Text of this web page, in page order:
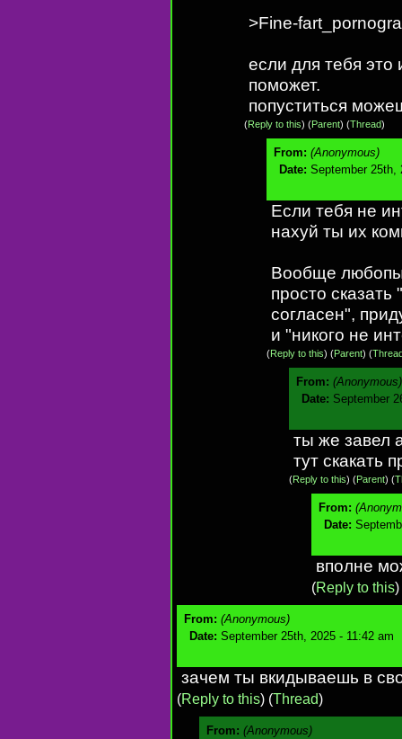
>Fine-
если для тебя это
поможет.
попуститься
(Reply to this) (Parent) (Thread)
From: (Anonymous)
Date: September 25th,
Если тебя не
нахуй ты их
Вообще
просто
согласен",
и "никого не
(Reply to this) (Parent) (
From: (Anonymous)
Date: September
ты же завел
тут скакать
(Reply to this) (Parent) (
From:
Date:
вполне
(Reply to this)
From: (Anonymous)
Date: September 25th, 2025 - 11:42 am
зачем ты вкидываешь в
(Reply to this) (Thread)
From: (Anonymous)